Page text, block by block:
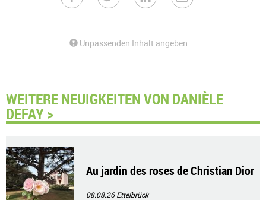
Unpassenden Inhalt angeben
WEITERE NEUIGKEITEN VON DANIÈLE
DEFAY >
Au jardin des roses de Christian Dior
08.08.26Ettelbrück